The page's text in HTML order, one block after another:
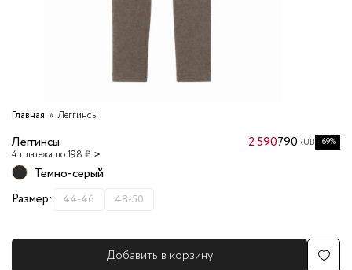
Главная Леггинсы
Леггинсы
4 платежа по 198 ₽
2 590790RUB -69%
Темно-серый
Размер:
44-46 48-50
Добавить в корзину